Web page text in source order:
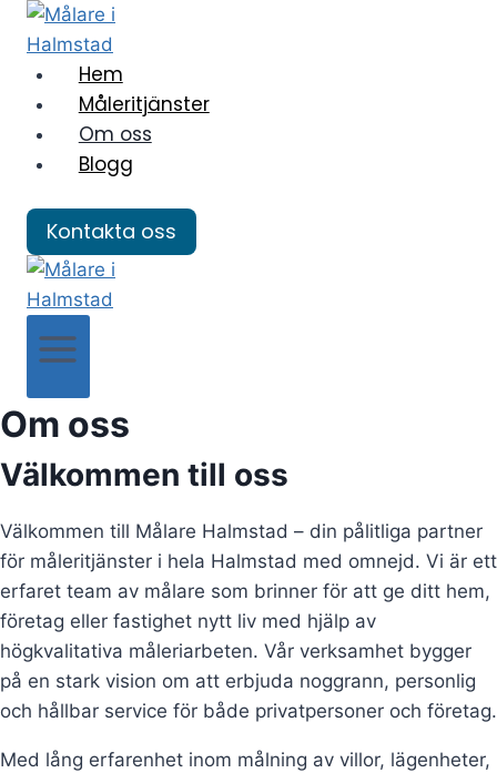
Skip
content
Hem
Måleritjänster
Om oss
Blogg
Kontakta oss
Om oss
Välkommen till oss
Välkommen till Målare Halmstad – din pålitliga partner
för måleritjänster i hela Halmstad med omnejd. Vi är ett
erfaret team av målare som brinner för att ge ditt hem,
företag eller fastighet nytt liv med hjälp av
högkvalitativa måleriarbeten. Vår verksamhet bygger
på en stark vision om att erbjuda noggrann, personlig
och hållbar service för både privatpersoner och företag.
Med lång erfarenhet inom målning av villor, lägenheter,